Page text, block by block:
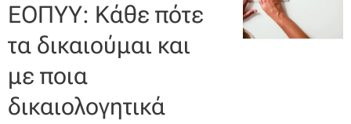
ΕΟΠΥΥ: Κάθε πότε
τα δικαιούμαι και
με ποια
δικαιολογητικά